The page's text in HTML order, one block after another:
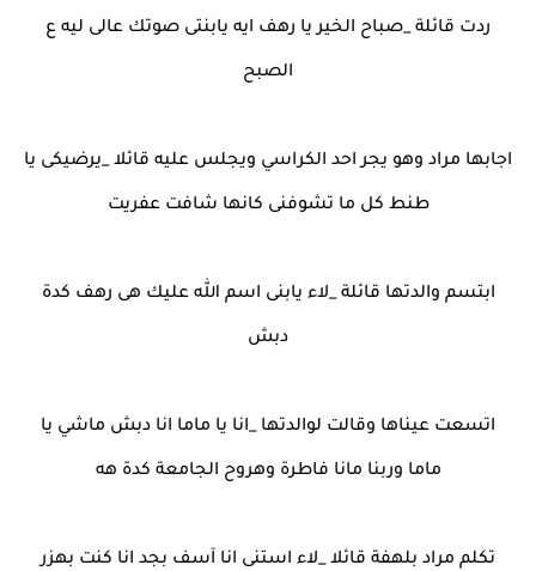
ردت قائلة _صباح الخير يا رهف ايه يابنتى صوتك عالى ليه ع
الصبح
اجابها مراد وهو يجر احد الكراسي ويجلس عليه قائلا _يرضيكى يا
طنط كل ما تشوفنى كانها شافت عفريت
ابتسم والدتها قائلة _لاء يابنى اسم الله عليك هى رهف كدة
دبش
اتسعت عيناها وقالت لوالدتها _انا يا ماما انا دبش ماشي يا
ماما وربنا مانا فاطرة وهروح الجامعة كدة هه
تكلم مراد بلهفة قائلا _لاء استنى انا آسف بجد انا كنت بهزر